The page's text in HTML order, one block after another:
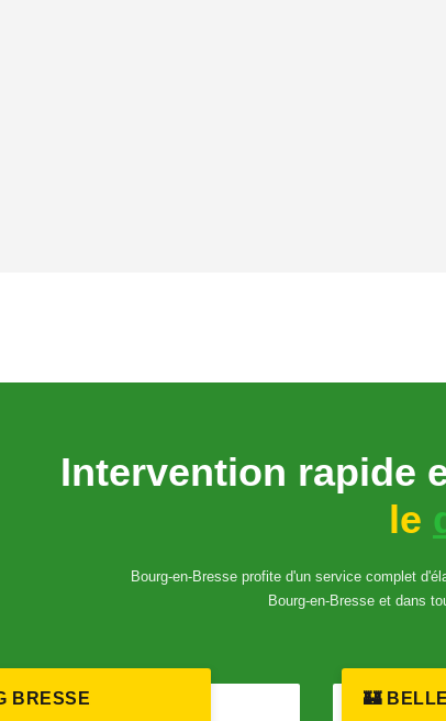
Intervention rapide
le
Bourg-en-Bresse profite d'un service complet
Bourg-en-Bresse et dans
BRESSE 🏰